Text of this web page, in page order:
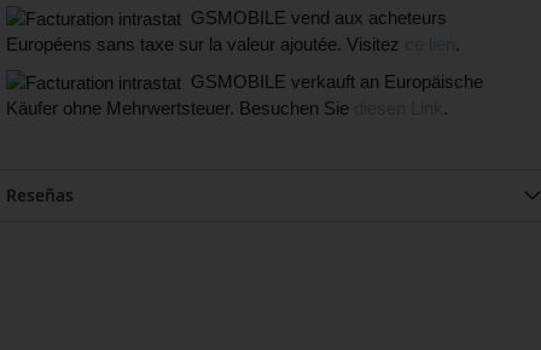
GSMOBILE vend aux acheteurs
Européens sans taxe sur la valeur ajoutée. Visitez
.
GSMOBILE verkauft an Europäische
Käufer ohne Mehrwertsteuer. Besuchen Sie
.
Reseñas